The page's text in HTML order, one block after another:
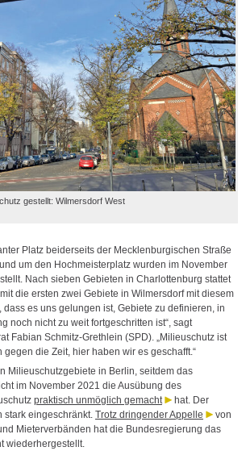
gestellt: Wilmersdorf West
Platz beiderseits der Mecklenburgischen Straße
um den Hochmeisterplatz wurden im November
Nach sieben Gebieten in Charlottenburg stattet
die ersten zwei Gebiete in Wilmersdorf mit diesem
dass es uns gelungen ist, Gebiete zu definieren, in
noch nicht zu weit fortgeschritten ist“, sagt
Fabian Schmitz-Grethlein (SPD). „Milieuschutz ist
die Zeit, hier haben wir es geschafft.“
Milieuschutzgebiete in Berlin, seitdem das
im November 2021 die Ausübung des
praktisch unmöglich gemacht
hat. Der
stark eingeschränkt. Trotz dringender Appelle
von
Mieterverbänden hat die Bundesregierung das
wiederhergestellt.